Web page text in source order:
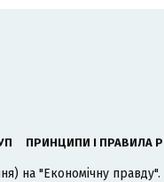
ПРИНЦИПИ І ПРАВИЛА
на "Економічну правду".